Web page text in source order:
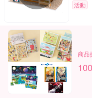
活動
商品